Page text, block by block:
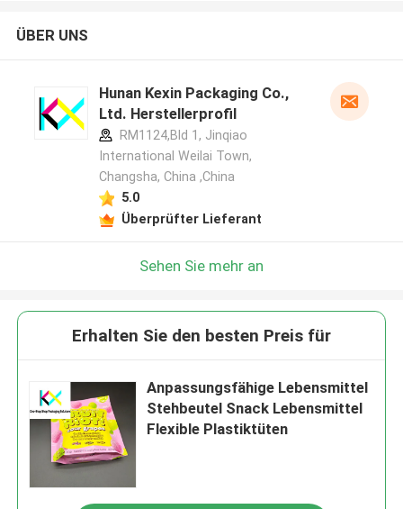
ÜBER UNS
Hunan Kexin Packaging Co.,
Ltd. Herstellerprofil
RM1124,Bld 1, Jinqiao
International Weilai Town,
Changsha, China ,China
5.0
Überprüfter Lieferant
Sehen Sie mehr an
Erhalten Sie den besten Preis für
Anpassungsfähige Lebensmittel
Stehbeutel Snack Lebensmittel
Flexible Plastiktüten